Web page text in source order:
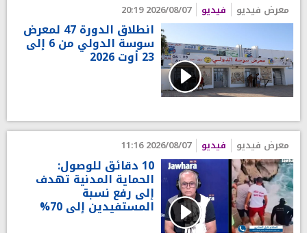
معرض فيديو فيديو 2026/08/07 20:19
انطلاق الدورة 47 لمعرض
سوسة الدولي من 6 إلى
23 أوت 2026
معرض فيديو فيديو 2026/08/07 11:16
10 دقائق للوصول:
الحماية المدنية تهدف
إلى رفع نسبة
المستفيدين إلى 70%